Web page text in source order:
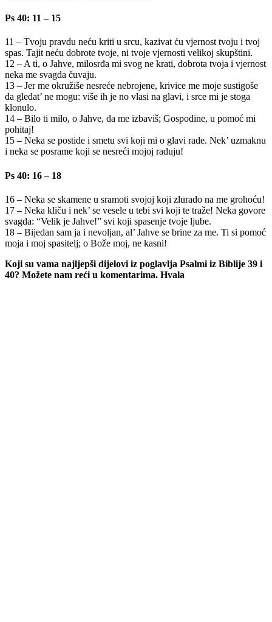
Ps 40: 11 – 15
11 – Tvoju pravdu neću kriti u srcu, kazivat ću vjernost tvoju i tvoj
spas. Tajit neću dobrote tvoje, ni tvoje vjernosti velikoj skupštini.
12 – A ti, o Jahve, milosrđa mi svog ne krati, dobrota tvoja i vjernost
neka me svagda čuvaju.
13 – Jer me okružiše nesreće nebrojene, krivice me moje sustigoše
da gledat’ ne mogu: više ih je no vlasi na glavi, i srce mi je stoga
klonulo.
14 – Bilo ti milo, o Jahve, da me izbaviš; Gospodine, u pomoć mi
pohitaj!
15 – Neka se postide i smetu svi koji mi o glavi rade. Nek’ uzmaknu
i neka se posrame koji se nesreći mojoj raduju!
Ps 40: 16 – 18
16 – Neka se skamene u sramoti svojoj koji zlurado na me grohoću!
17 – Neka kliču i nek’ se vesele u tebi svi koji te traže! Neka govore
svagda: “Velik je Jahve!” svi koji spasenje tvoje ljube.
18 – Bijedan sam ja i nevoljan, al’ Jahve se brine za me. Ti si pomoć
moja i moj spasitelj; o Bože moj, ne kasni!
Koji su vama najljepši dijelovi iz poglavlja Psalmi iz Biblije 39 i
40? Možete nam reći u komentarima. Hvala